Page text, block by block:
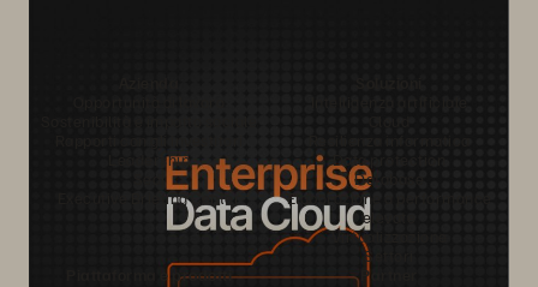
Leadership
Executive Briefing Center
Database
Elaborazione a performance
elevate
Virtualizzazione
Settori
Piattaforma e prodotti
Partner